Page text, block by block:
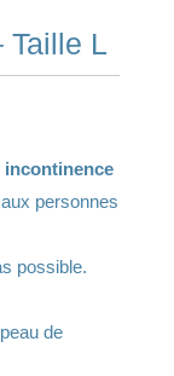
Taille L
incontinence
personnes
possible.
de